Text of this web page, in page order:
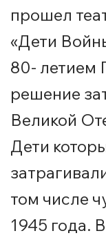
прошел
«Дети
80- летием
решение
Великой
Дети
том числе
1945 года.